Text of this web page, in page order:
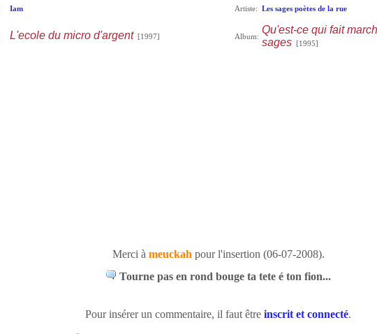
Iam
L'ecole du micro d'argent[1997]
Artiste: Les sages poètes de la rue
Album:
Qu'est-ce qui fait
sages[1995]
Merci à meuckah pour l'insertion (06-07-2008).
Tourne pas en rond bouge ta tete é ton fion...
Pour insérer un commentaire, il faut être inscrit et connecté.